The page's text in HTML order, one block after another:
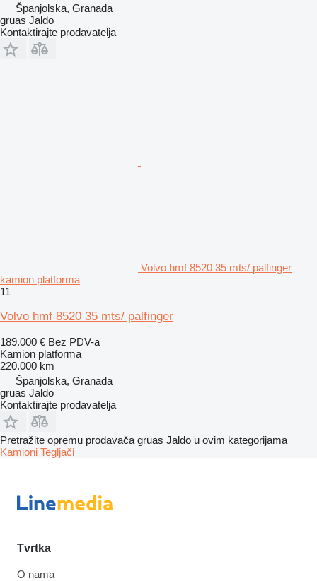
Španjolska, Granada
gruas Jaldo
Kontaktirajte prodavatelja
Volvo hmf 8520 35 mts/ palfinger
kamion platforma
11
Volvo hmf 8520 35 mts/ palfinger
189.000 € Bez PDV-a
Kamion platforma
220.000 km
Španjolska, Granada
gruas Jaldo
Kontaktirajte prodavatelja
Pretražite opremu prodavača gruas Jaldo u ovim kategorijama
Kamioni Tegljači
Tvrtka
O nama